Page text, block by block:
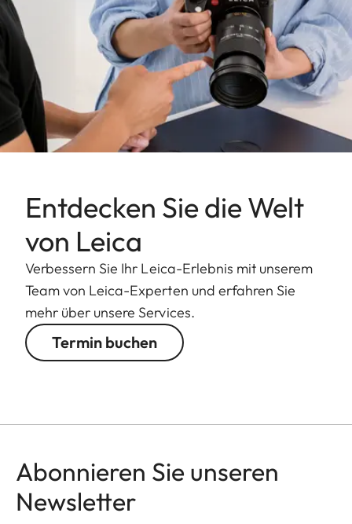
Entdecken Sie die Welt
von Leica
Verbessern Sie Ihr Leica-Erlebnis mit unserem
Team von Leica-Experten und erfahren Sie
mehr über unsere Services.
Termin buchen
Abonnieren Sie unseren
Newsletter